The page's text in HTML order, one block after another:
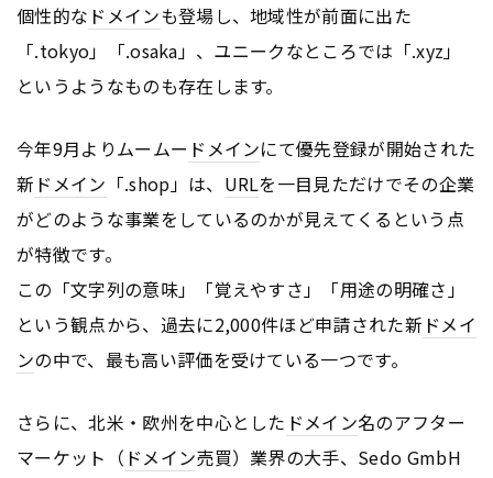
個性的な ドメインも登場し、地域性が前面に出た
「.tokyo」「.osaka」、ユニークなところでは「.xyz」
というようなものも存在します。
今年9月よりムームー ドメインにて優先登録が開始された
新 ドメイン 「.shop」は、 URLを一目見ただけでその企業
がどのような事業をしているのかが見えてくるという点
が特徴です。
この「文字列の意味」「覚えやすさ」「用途の明確さ」
という観点から、過去に2,000件ほど申請された新 ドメイ
ンの中で、最も高い評価を受けている一つです。
さらに、北米・欧州を中心とした ドメイン名のアフター
マーケット（ ドメイン売買）業界の大手、Sedo GmbH